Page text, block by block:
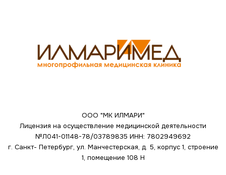
ООО "МК ИЛМАРИ"
Лицензия на осуществление медицинской деятельности
№Л041-01148-78/03789835 ИНН: 7802949692
г. Санкт- Петербург, ул. Манчестерская, д. 5, корпус 1, строение
1, помещение 108 Н